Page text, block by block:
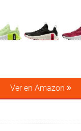
Ver en Amazon